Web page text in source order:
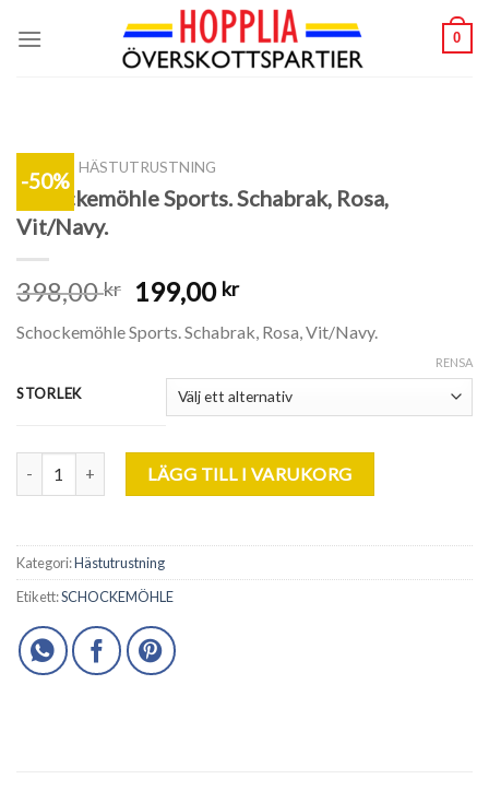
0
-50%
HÄSTUTRUSTNING
Schockemöhle Sports. Schabrak, Rosa,
Vit/Navy.
398,00kr 199,00 kr
Schockemöhle Sports. Schabrak, Rosa, Vit/Navy.
STORLEK
RENSA
Schockemöhle Sports. Schabrak, Rosa, Vit/Navy. mängd
LÄGG TILL I VARUKORG
Kategori:Hästutrustning
Etikett:SCHOCKEMÖHLE